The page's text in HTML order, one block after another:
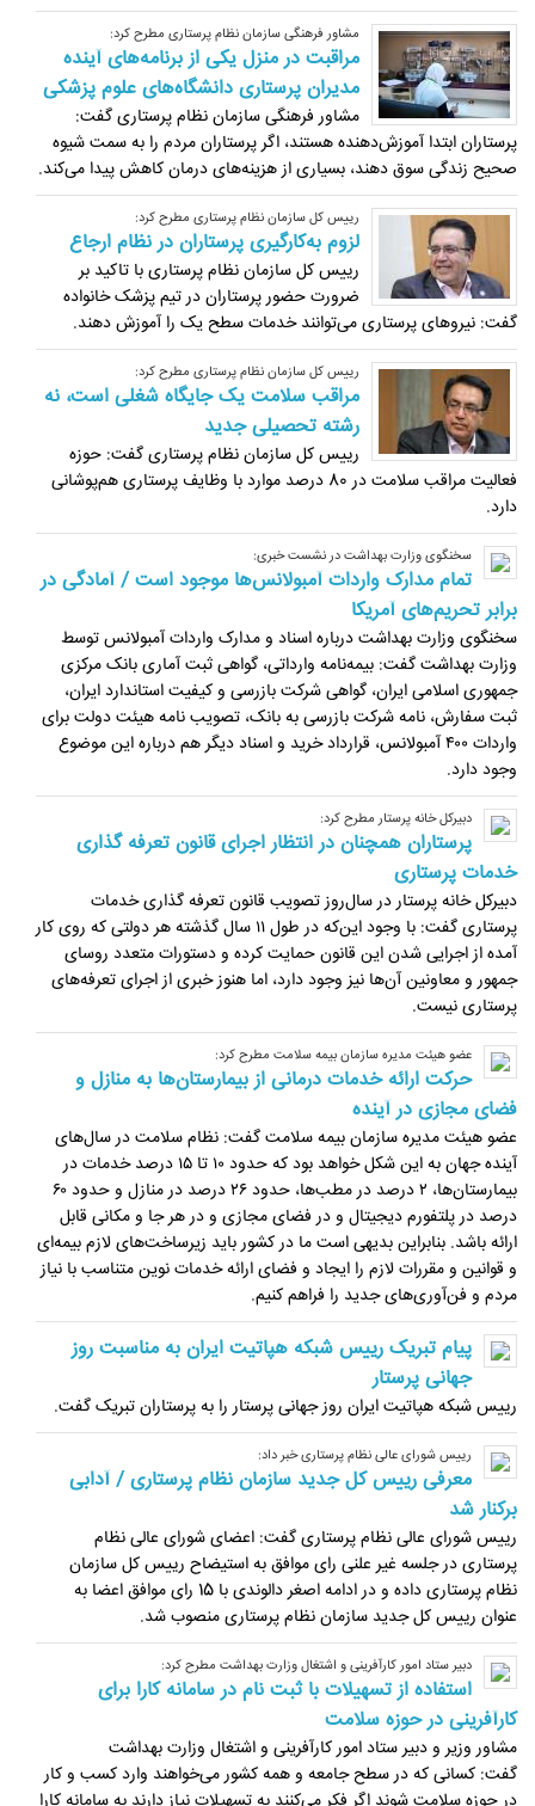
مشاور فرهنگی سازمان نظام پرستاری مطرح کرد:
مراقبت در منزل یکی از برنامه‌های آینده
مدیران پرستاری دانشگاه‌های علوم پزشکی
مشاور فرهنگی سازمان نظام پرستاری گفت:
پرستاران ابتدا آموزش‌دهنده هستند، اگر پرستاران مردم را به سمت شیوه
صحیح زندگی سوق دهند، بسیاری از هزینه‌های درمان کاهش پیدا می‌کند.
رییس کل سازمان نظام پرستاری مطرح کرد:
لزوم به‌کارگیری پرستاران در نظام ارجاع
رییس کل سازمان نظام پرستاری با تاکید بر
ضرورت حضور پرستاران در تیم پزشک خانواده
گفت: نیروهای پرستاری می‌توانند خدمات سطح یک را آموزش دهند.
رییس کل سازمان نظام پرستاری مطرح کرد:
مراقب سلامت یک جایگاه شغلی است، نه
رشته تحصیلی جدید
رییس کل سازمان نظام پرستاری گفت: حوزه
فعالیت مراقب سلامت در 80 درصد موارد با وظایف پرستاری هم‌پوشانی
دارد.
سخنگوی وزارت بهداشت در نشست خبری:
تمام مدارک واردات آمبولانس‌ها موجود است / آمادگی در
برابر تحریم‌های آمریکا
سخنگوی وزارت بهداشت درباره اسناد و مدارک واردات آمبولانس توسط
وزارت بهداشت گفت: بیمه‌نامه وارداتی، گواهی ثبت آماری بانک مرکزی
جمهوری اسلامی ایران، گواهی شرکت بازرسی و کیفیت استاندارد ‏ایران،
ثبت سفارش، نامه شرکت بازرسی به بانک، تصویب نامه هیئت دولت برای
واردات ۴۰۰ آمبولانس، قرارداد خرید و اسناد ‏دیگر هم درباره این موضوع
وجود دارد.‏
دبیرکل خانه پرستار مطرح کرد:
پرستاران همچنان در انتظار اجرای قانون تعرفه گذاری
خدمات پرستاری
دبیرکل خانه پرستار در سال‌روز تصویب قانون تعرفه گذاری خدمات
پرستاری گفت: با وجود این‌که در طول ۱۱ سال گذشته هر دولتی که روی کار
آمده از اجرایی شدن این قانون حمایت کرده و دستورات متعدد روسای
جمهور و معاونین آن‌ها نیز وجود دارد، اما هنوز خبری از اجرای تعرفه‌های
پرستاری نیست.
عضو هیئت مدیره سازمان بیمه سلامت مطرح کرد:
حرکت ارائه خدمات درمانی از بیمارستان‌ها به منازل و
فضای مجازی در آینده
عضو هیئت مدیره سازمان بیمه سلامت گفت: نظام سلامت در سال‌های
آینده جهان به این شکل خواهد بود که حدود ۱۰ تا ۱۵ درصد خدمات در
بیمارستان‌ها، ۲ درصد در مطب‌ها، حدود ۲۶ درصد در منازل و حدود ۶۰
درصد در پلتفورم دیجیتال و در فضای مجازی و در هر جا و مکانی قابل
ارائه باشد. بنابراین بدیهی است ما در کشور باید زیرساخت‌های لازم بیمه‌ای
و قوانین و مقررات لازم را ایجاد و فضای ارائه خدمات نوین متناسب با نیاز
مردم و فن‌آوری‌های جدید را فراهم کنیم.
پیام تبریک رییس شبکه هپاتیت ایران به مناسبت روز
جهانی پرستار
رییس شبکه هپاتیت ایران روز جهانی پرستار را به پرستاران تبریک گفت.
رییس شورای عالی نظام پرستاری خبر داد:
معرفی رییس کل جدید سازمان نظام پرستاری / آدابی
برکنار شد
رییس شورای عالی نظام پرستاری گفت: اعضای شورای عالی نظام
پرستاری در جلسه غیر علنی رای موافق به استیضاح رییس کل سازمان
نظام پرستاری داده و در ادامه اصغر دالوندی با 15 رای موافق اعضا به
عنوان رییس کل جدید سازمان نظام پرستاری منصوب شد.
دبیر ستاد امور کارآفرینی و اشتغال وزارت بهداشت مطرح کرد:
استفاده از تسهیلات با ثبت نام در سامانه کارا برای
کارآفرینی در حوزه سلامت
مشاور وزیر و دبیر ستاد امور کارآفرینی و اشتغال وزارت بهداشت
گفت: کسانی که در سطح جامعه و همه کشور می‌خواهند وارد کسب و کار